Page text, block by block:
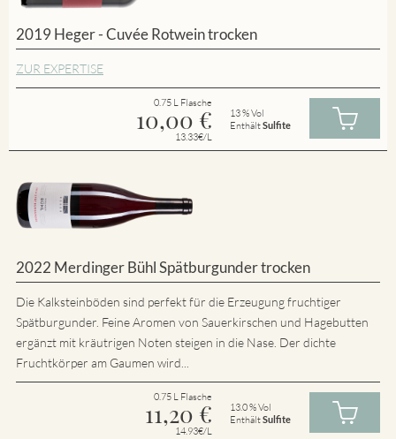
2019 Heger - Cuvée Rotwein trocken
ZUR EXPERTISE
0.75 L Flasche
10,00 €
13.33€/L
13 % Vol
EnthältSulfite
2022 Merdinger Bühl Spätburgunder trocken
Die Kalksteinböden sind perfekt für die Erzeugung fruchtiger
Spätburgunder. Feine Aromen von Sauerkirschen und Hagebutten
ergänzt mit kräutrigen Noten steigen in die Nase. Der dichte
Fruchtkörper am Gaumen wird...
0.75 L Flasche
11,20 €
14.93€/L
13.0 % Vol
EnthältSulfite